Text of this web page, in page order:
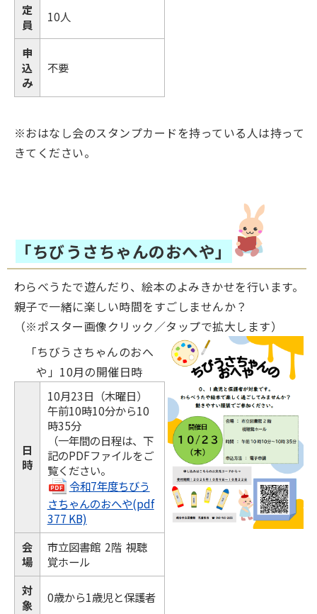
定
員
10人
申
込
み
不要
※おはなし会のスタンプカードを持っている人は持って
きてください。
「ちびうさちゃんのおへや」
わらべうたで遊んだり、絵本のよみきかせを行います。
親子で一緒に楽しい時間をすごしませんか？
（※ポスター画像クリック／タップで拡大します）
「ちびうさちゃんのおへ
や」10月の開催日時
日
時
10月23日（木曜日）
午前10時10分から10
時35分
（一年間の日程は、下
記のPDFファイルをご
覧ください。
令和7年度ちびう
さちゃんのおへや(pdf
377 KB)
会
場
市立図書館 2階 視聴
覚ホール
対
象
0歳から1歳児と保護者